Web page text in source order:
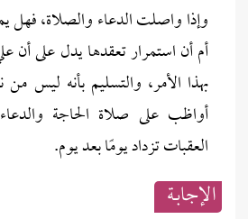
وإذا واصلت الدعاء والصلاة، فهل
أم أن استمرار تعقدها يدل على أن
بهذا الأمر، والتسليم بأنه ليس
أواظب على صلاة الحاجة
العقبات تزداد يومًا بعد يوم.
الإجابــة